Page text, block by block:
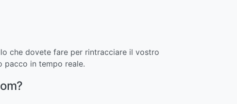
che dovete fare per rintracciare il vostro
pacco in tempo reale.